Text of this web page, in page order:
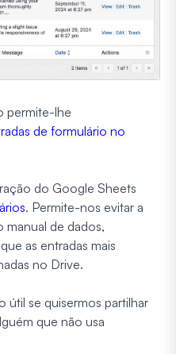
permite-lhe
de formulário no
do Google Sheets
. Permite-nos evitar a
manual de dados,
as entradas mais
no Drive.
útil se quisermos partilhar
que não usa